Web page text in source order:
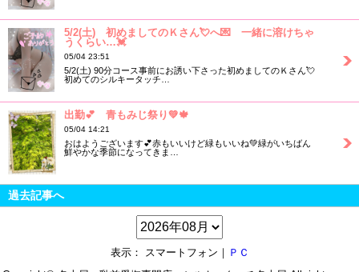
5/2(土) 初めましてのＫさん💘へ💌 一緒に溶けちゃ
うくらい…💓
05/04 23:51
5/2(土) 90分コース事前にお誘い下さった初めましてのＫさん💘
初めてのシルキータッチ…
出勤💕 青もみじ祭り💚🍁
05/04 14:21
おはようございます💕赤もいいけど緑もいいね💚緑がいちばん
鮮やかな季節になってきま…
過去記事へ
表示： スマートフォン｜ ＰＣ